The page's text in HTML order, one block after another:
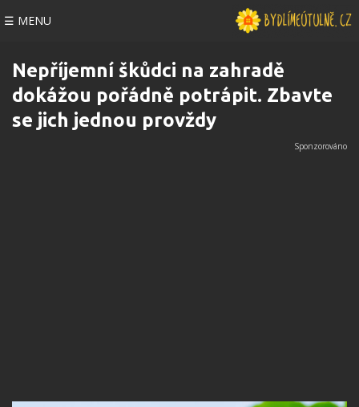
☰ MENU
Nepříjemní škůdci na zahradě
dokážou pořádně potrápit. Zbavte
se jich jednou provždy